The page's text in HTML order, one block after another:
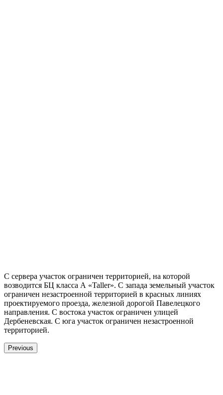
С сервера участок ограничен территорией, на которой
возводится БЦ класса А «Taller». С запада земельный участок
ограничен незастроенной территорией в красных линиях
проектируемого проезда, железной дорогой Павелецкого
направления. С востока участок ограничен улицей
Дербеневская. С юга участок ограничен незастроенной
территорией.
Previous